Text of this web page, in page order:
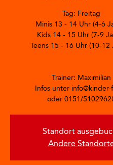
Tag: Freitag
Minis 13 - 14 Uhr (4-6
Kids 14 - 15 Uhr (7-9
Teens 15 - 16 Uhr (10-12
Trainer: Maximilian
Infos unter
oder 0151/
Standort
Andere